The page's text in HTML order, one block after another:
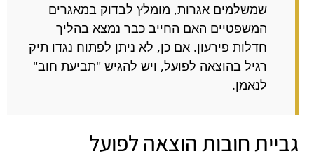
שמשלמים אגרות, מומלץ לבדוק במאגרים
המשפטיים האם החייב כבר נמצא בהליך
חדלות פירעון. אם כן, לא ניתן לפתוח נגדו תיק
רגיל בהוצאה לפועל, ויש להגיש "תביעת חוב"
לנאמן.
גביית חובות הוצאה לפועל